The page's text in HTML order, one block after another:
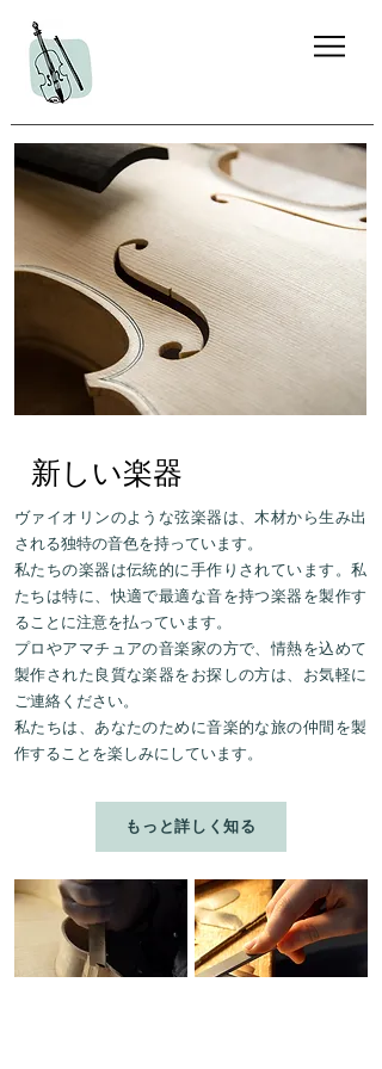
新しい楽器
ヴァイオリンのような弦楽器は、木材から生み出
される独特の音色を持っています。
私たちの楽器は伝統的に手作りされています。私
たちは特に、快適で最適な音を持つ楽器を製作す
ることに注意を払っています。
プロやアマチュアの音楽家の方で、情熱を込めて
製作された良質な楽器をお探しの方は、お気軽に
ご連絡ください。
私たちは、あなたのために音楽的な旅の仲間を製
作することを楽しみにしています。
もっと詳しく知る